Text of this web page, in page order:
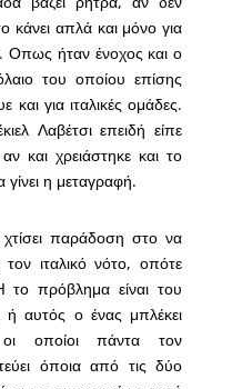
κάνει απλά και μόνο για
Οπως ήταν ένοχος και ο
του οποίου επίσης
και για ιταλικές ομάδες.
Λαβέτσι επειδή είπε
και χρειάστηκε και το
γίνει η μεταγραφή.
παράδοση στο να
ιταλικό νότο, οπότε
πρόβλημα είναι του
αυτός ο ένας μπλέκει
οποίοι πάντα τον
όποια από τις δύο